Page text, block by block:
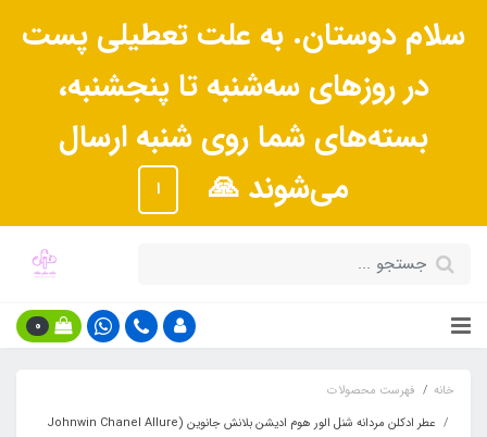
سلام دوستان. به علت تعطیلی پست
در روزهای سه‌شنبه تا پنجشنبه،
بسته‌های شما روی شنبه ارسال
می‌شوند 🙏
ا
0
خانه
فهرست محصولات
عطر ادکلن مردانه شنل الور هوم ادیشن بلانش جانوین (Johnwin Chanel Allure